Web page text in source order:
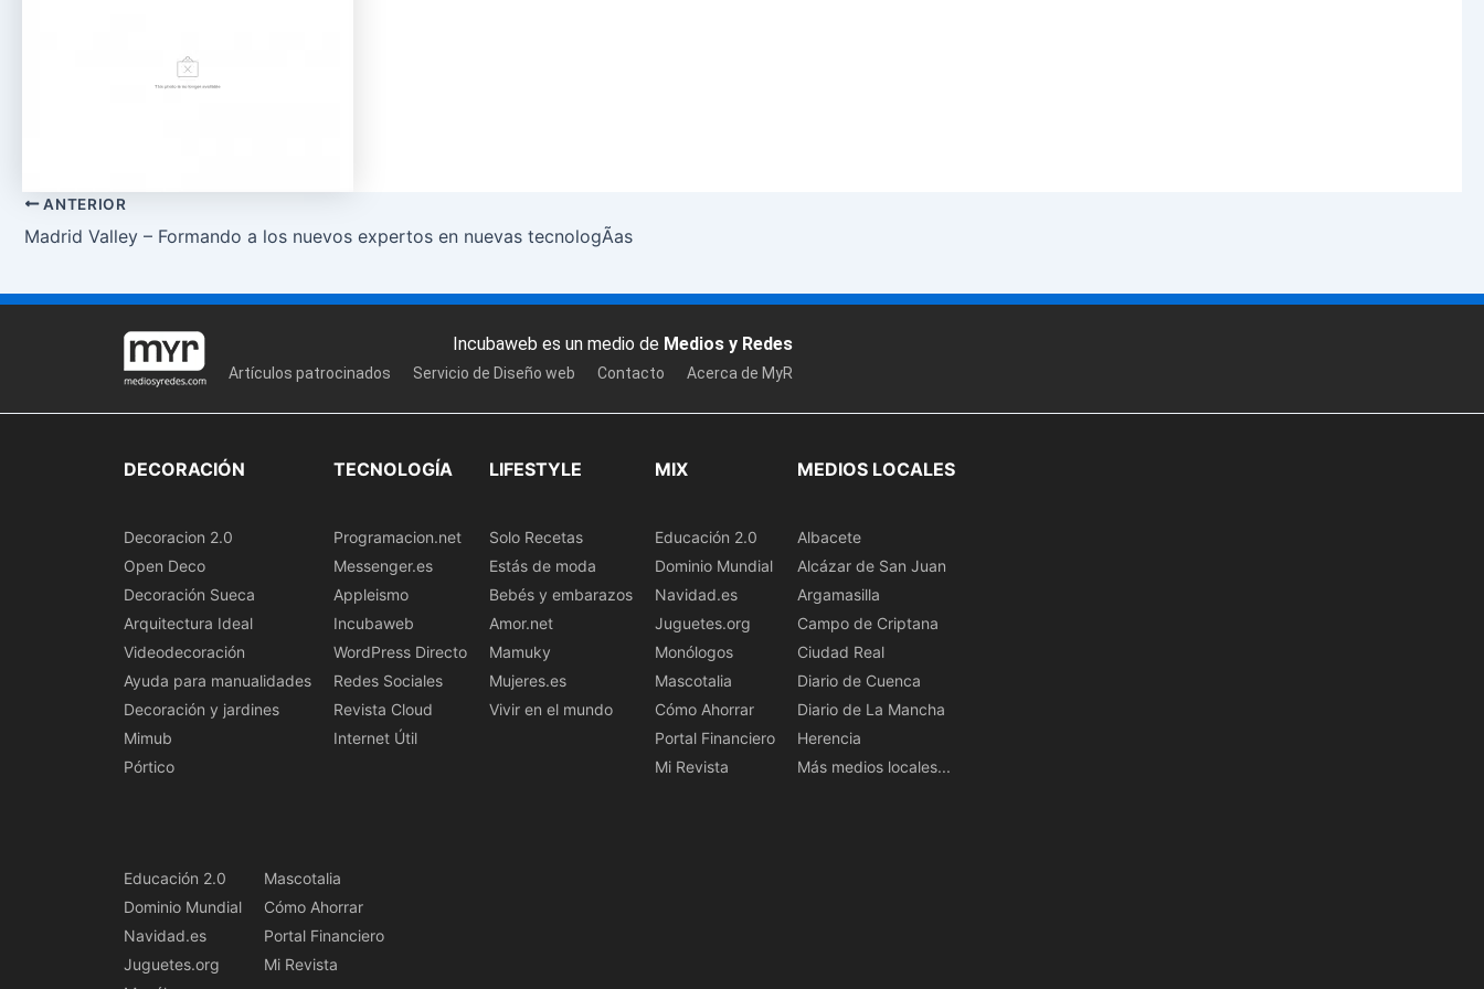
ANTERIOR
Madrid Valley – Formando a los nuevos expertos en nuevas tecnologÃ­as
Incubaweb es un medio de Medios y Redes
Artículos patrocinados Servicio de Diseño web Contacto Acerca de MyR
DECORACIÓN
Decoracion 2.0
Open Deco
Decoración Sueca
Arquitectura Ideal
Videodecoración
Ayuda para manualidades
Decoración y jardines
Mimub
Pórtico
TECNOLOGÍA
Programacion.net
Messenger.es
Appleismo
Incubaweb
WordPress Directo
Redes Sociales
Revista Cloud
Internet Útil
LIFESTYLE
Solo Recetas
Estás de moda
Bebés y embarazos
Amor.net
Mamuky
Mujeres.es
Vivir en el mundo
MIX
Educación 2.0
Dominio Mundial
Navidad.es
Juguetes.org
Monólogos
Mascotalia
Cómo Ahorrar
Portal Financiero
Mi Revista
MEDIOS LOCALES
Albacete
Alcázar de San Juan
Argamasilla
Campo de Criptana
Ciudad Real
Diario de Cuenca
Diario de La Mancha
Herencia
Más medios locales...
Educación 2.0
Dominio Mundial
Navidad.es
Juguetes.org
Mascotalia
Cómo Ahorrar
Portal Financiero
Mi Revista